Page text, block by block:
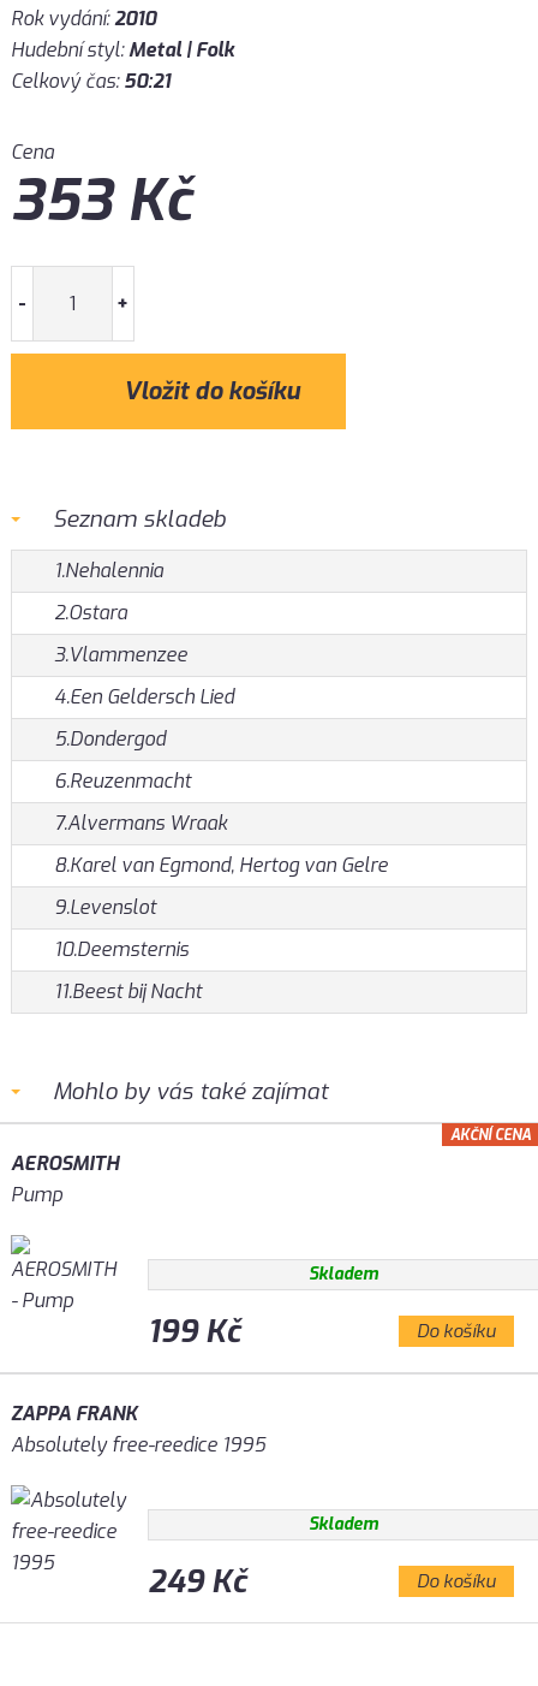
Rok vydání:2010
Hudební styl:Metal | Folk
Celkový čas:50:21
Cena
353Kč
- +
Seznam skladeb
1.Nehalennia
2.Ostara
3.Vlammenzee
4.Een Geldersch Lied
5.Dondergod
6.Reuzenmacht
7.Alvermans Wraak
8.Karel van Egmond, Hertog van Gelre
9.Levenslot
10.Deemsternis
11.Beest bij Nacht
Mohlo by vás také zajímat
AEROSMITH
Pump
Skladem
199 Kč Do košíku
AKČNÍ CENA
ZAPPA FRANK
Absolutely free-reedice 1995
Skladem
249 Kč Do košíku